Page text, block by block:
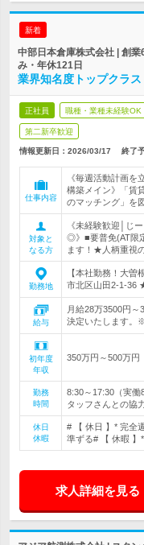
新着
中部日本倉庫株式会社 | 創
み・年休121日
業界知名度トップクラス
正社員 職種・業種未経験OK
第二新卒歓迎
情報更新日：2026/03/17 終了
仕事内容
《毎週活動計画
構築メイン》「賃
のマッチング」を
対象と
なる方
《未経験歓迎│じ
◎》■要普免(AT限
ます！★人柄重視
勤務地
【本社勤務！大
市北区山田2-1-36
給与
月給28万3500円
決定いたします。
初年度
年収
350万円～500万円
勤務
時間
8:30～17:30（実
タッフさんとの協
休日
休暇
# 【 休日 】* 完全
準ずる# 【 休暇 】
求人詳細を見る